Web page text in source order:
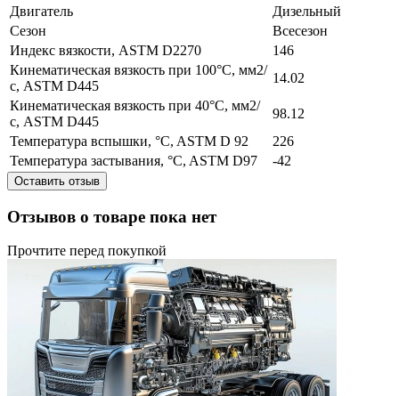
Двигатель
Дизельный
Сезон
Всесезон
Индекс вязкости, ASTM D2270
146
Кинематическая вязкость при 100°C, мм2/
с, ASTM D445
14.02
Кинематическая вязкость при 40°C, мм2/
с, ASTM D445
98.12
Температура вспышки, °C, ASTM D 92
226
Температура застывания, °C, ASTM D97
-42
Оставить отзыв
Отзывов о товаре пока нет
Прочтите перед покупкой